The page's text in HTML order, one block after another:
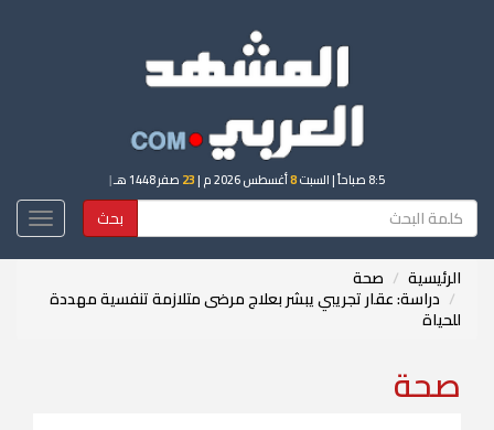
8:5 صباحاً | السبت8أغسطس 2026 م | 23 صفر 1448 هـ |
بحث
الرئيسية صحة
دراسة: عقار تجريبي يبشر بعلاج مرضى متلازمة تنفسية مهددة
للحياة
صحة